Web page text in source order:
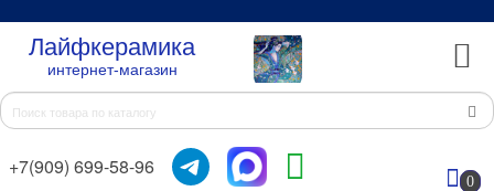
Лайфкерамика
интернет-магазин
+7(909) 699-58-96
0